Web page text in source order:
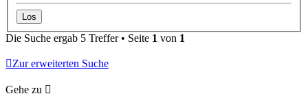
Die Suche ergab 5 Treffer • Seite 1 von 1
Zur erweiterten Suche
Gehe zu